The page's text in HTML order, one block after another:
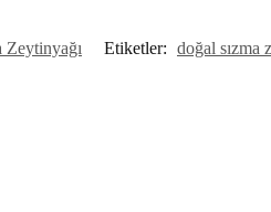
Zeytinyağı Etiketler: doğal sızma